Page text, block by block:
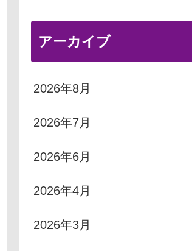
アーカイブ
2026年8月
2026年7月
2026年6月
2026年4月
2026年3月